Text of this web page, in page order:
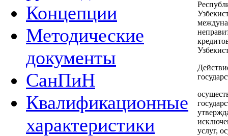
Концепции
Методические
документы
СанПиН
Квалификационные
характеристики
услуг,